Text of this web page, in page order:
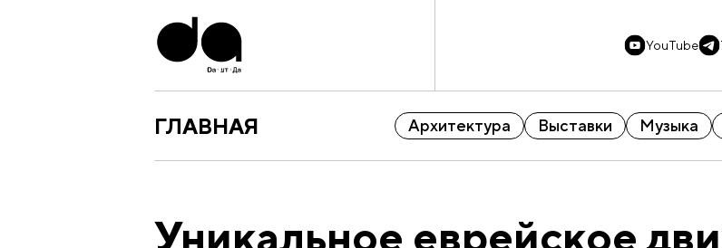
YouTube
ГЛАВНАЯ Архитектура Выставки Музыка
Уникальное еврейское